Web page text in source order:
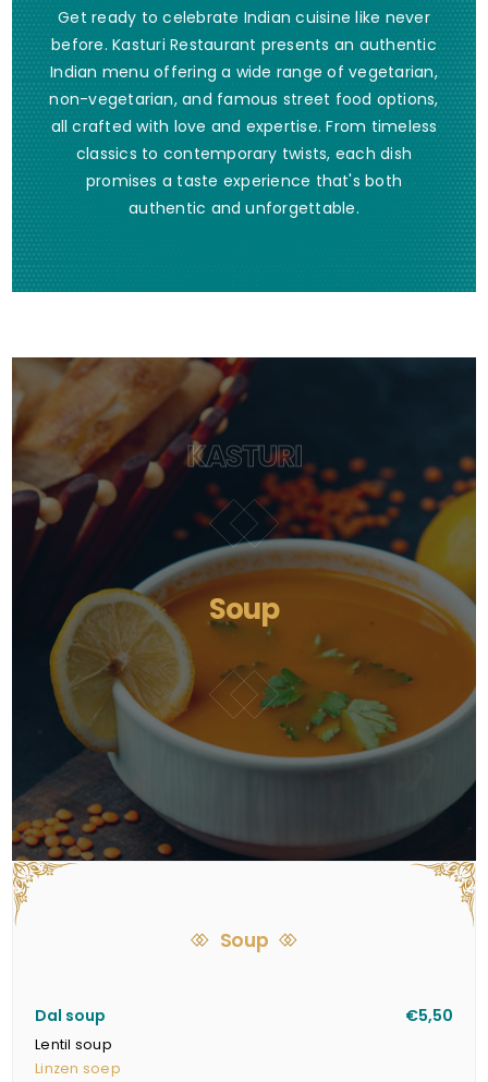
Get ready to celebrate Indian cuisine like never
before. Kasturi Restaurant presents an authentic
Indian menu offering a wide range of vegetarian,
non-vegetarian, and famous street food options,
all crafted with love and expertise. From timeless
classics to contemporary twists, each dish
promises a taste experience that's both
authentic and unforgettable.
Soup
Dal soup €5,50
Lentil soup
Linzen soep
KASTURI
Soup